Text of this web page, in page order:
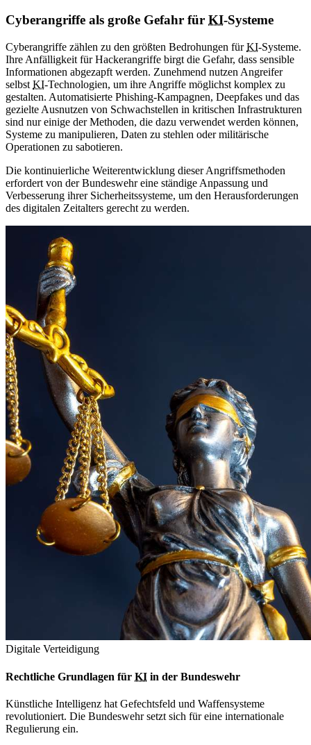
Cyberangriffe als große Gefahr für KI-Systeme
Cyberangriffe zählen zu den größten Bedrohungen fürKI-Systeme.
Ihre Anfälligkeit für Hackerangriffe birgt die Gefahr, dass sensible
Informationen abgezapft werden. Zunehmend nutzen Angreifer
selbst KI-Technologien, um ihre Angriffe möglichst komplex zu
gestalten. Automatisierte Phishing-Kampagnen, Deepfakes und das
gezielte Ausnutzen von Schwachstellen in kritischen Infrastrukturen
sind nur einige der Methoden, die dazu verwendet werden können,
Systeme zu manipulieren, Daten zu stehlen oder militärische
Operationen zu sabotieren.
Die kontinuierliche Weiterentwicklung dieser Angriffsmethoden
erfordert von der Bundeswehr eine ständige Anpassung und
Verbesserung ihrer Sicherheitssysteme, um den Herausforderungen
des digitalen Zeitalters gerecht zu werden.
Digitale Verteidigung
Rechtliche Grundlagen für KI in der Bundeswehr
Künstliche Intelligenz hat Gefechtsfeld und Waffensysteme
revolutioniert. Die Bundeswehr setzt sich für eine internationale
Regulierung ein.